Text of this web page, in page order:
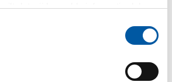
dat wij bepaalde informatie delen.
samenwerken vind je in ons
van de webservices gebruik te
in te richten om digitaal met ons te